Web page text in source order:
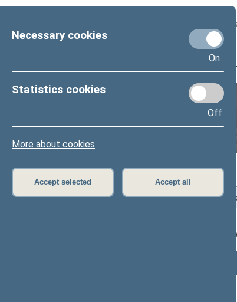
Necessary cookies
On
Statistics cookies
Off
More about cookies
Accept selected Accept all
Scheduled
Seimas I
Sitting in progress Plenary sittings
Home>Plenary sittings>Parliamentary
03/19/2026 dienos